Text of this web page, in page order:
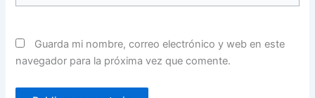
Guarda mi nombre, correo electrónico y web en este
navegador para la próxima vez que comente.